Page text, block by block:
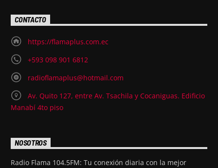
CONTACTO
https://flamaplus.com.ec
+593 098 901 6812
radioflamaplus@hotmail.com
Av. Quito 127, entre Av. Tsachila y Cocaniguas. Edificio
Manabí 4to piso
NOSOTROS
Radio Flama 104.5FM: Tu conexión diaria con la mejor